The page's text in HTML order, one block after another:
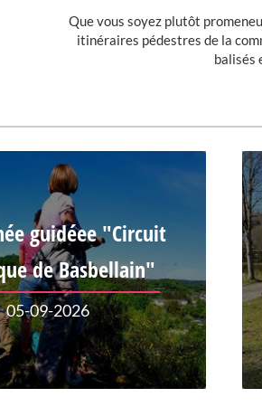
Que vous soyez plutôt
itinéraires pédestres de la
balisés
guidéee "Circuit
de Basbellain"
05-09-2026